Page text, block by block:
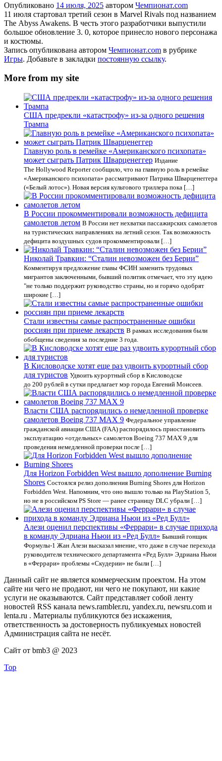
Опубликовано 14 июля, 2025 автором Чемпионат.com
11 июля стартовал третий сезон в Marvel Rivals под названием
The Abyss Awakens. В честь этого разработчики выпустили
большое обновление 3. 0, которое принесло нового персонажа
и костюмы.
Запись опубликована автором Чемпионат.com в рубрике
Игры. Добавьте в закладки постоянную ссылку.
More from my site
США предрекли «катастрофу» из-за одного решения
Трампа
Главную роль в ремейке «Американского психопата»
может сыграть Патрик Шварценеггер Издание
The Hollywood Reporter сообщило, что на главную роль в ремейке
«Американского психопата» рассматривают Патрика Шварценеггера
(«Белый лотос»). Новая версия культового триллера пока […]
В России прокомментировали возможность дефицита
самолетов летом В России нет нехватки пассажирских самолетов
на туристических направлениях на летний сезон. Так возможность
дефицита воздушных судов прокомментировали […]
Николай Травкин: “Сталин невозможен без Берии”
Комментируя предложение главы ФСИН заменить трудовых
мигрантов заключенными, бывший политик отмечает, что эту идею
"не только поддержит руководство страны, но и горячо одобрят
широкие […]
Стали известны самые распространенные ошибки
россиян при приеме лекарств В рамках исследования были
обобщены сведения за последние 3 года.
В Кисловодске хотят еще раз удвоить курортный сбор
для туристов Удвоить курортный сбор в Кисловодске
до 200 рублей в сутки предлагает мэр города Евгений Моисеев.
Власти США распорядились о немедленной проверке
самолетов Boeing 737 MAX 9 Федеральное управление
гражданской авиации США (FAA) распорядилось приостановить
эксплуатацию «отдельных» самолетов Boeing 737 MAX 9 для
проведения немедленной проверки после […]
Для Horizon Forbidden West вышло дополнение Burning
Shores Состоялся релиз дополнения Burning Shores для Horizon
Forbidden West. Напомним, что оно вышло только на PlayStation 5,
но не в российском PS Store — ранее страницу DLC убрали […]
Алези оценил перспективы «Феррари» в случае прихода
в команду Эдриана Ньюи из «Ред Булл» Бывший гонщик
Формулы-1 Жан Алези высказал мнение, что даже в случае перехода
руководителя технического департамента «Ред Булл» Эдриана Ньюи
в «Феррари» проблемы «Скудерии» не были […]
Данный сайт не является коммерческим проектом. На этом
сайте ни чего не продают, ни чего не покупают, ни какие
услуги не оказываются. Сайт представляет собой ленту
новостей RSS канала news.rambler.ru, yandex.ru, newsru.com и
lenta.ru . Материалы публикуются без искажения,
ответственность за достоверность публикуемых новостей
Администрация сайта не несёт.
Сайт от bmb3 @ 2023
Top